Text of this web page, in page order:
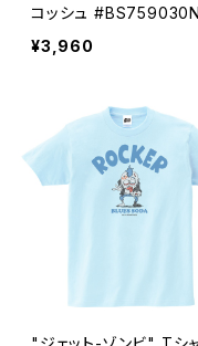
コッシュ
¥3,960